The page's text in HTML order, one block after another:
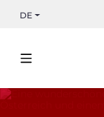
DE